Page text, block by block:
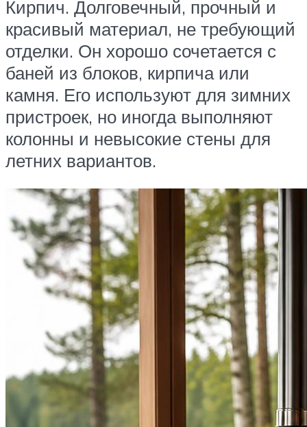
Кирпич. Долговечный, прочный и
красивый материал, не требующий
отделки. Он хорошо сочетается с
баней из блоков, кирпича или
камня. Его используют для зимних
пристроек, но иногда выполняют
колонны и невысокие стены для
летних вариантов.